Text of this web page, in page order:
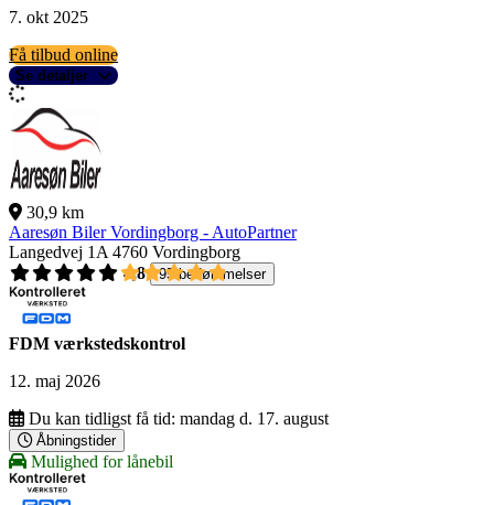
7. okt 2025
Få tilbud online
Se detaljer
30,9 km
Aaresøn Biler Vordingborg - AutoPartner
Langedvej 1A 4760 Vordingborg
4,8
95 bedømmelser
FDM værkstedskontrol
12. maj 2026
Du kan tidligst få tid: mandag d. 17. august
Åbningstider
Mulighed for lånebil